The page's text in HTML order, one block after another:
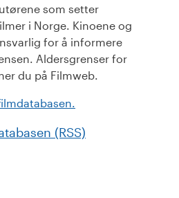
som setter
i Norge. Kinoene og
for å informere
Aldersgrenser for
du på Filmweb.
(RSS)